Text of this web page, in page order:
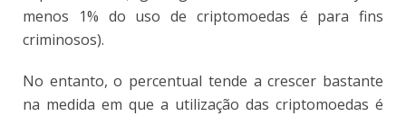
menos 1% do uso de criptomoedas é para fins
criminosos).
No entanto, o percentual tende a crescer bastante
na medida em que a utilização das criptomoedas é